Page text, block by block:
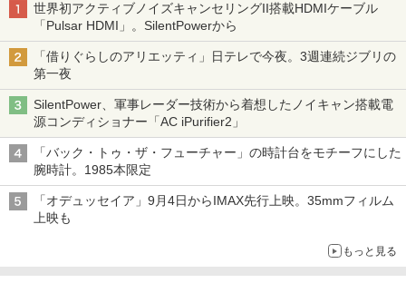
世界初アクティブノイズキャンセリングII搭載HDMIケーブル
「Pulsar HDMI」。SilentPowerから
「借りぐらしのアリエッティ」日テレで今夜。3週連続ジブリの
第一夜
SilentPower、軍事レーダー技術から着想したノイキャン搭載電
源コンディショナー「AC iPurifier2」
「バック・トゥ・ザ・フューチャー」の時計台をモチーフにした
腕時計。1985本限定
「オデュッセイア」9月4日からIMAX先行上映。35mmフィルム
上映も
もっと見る